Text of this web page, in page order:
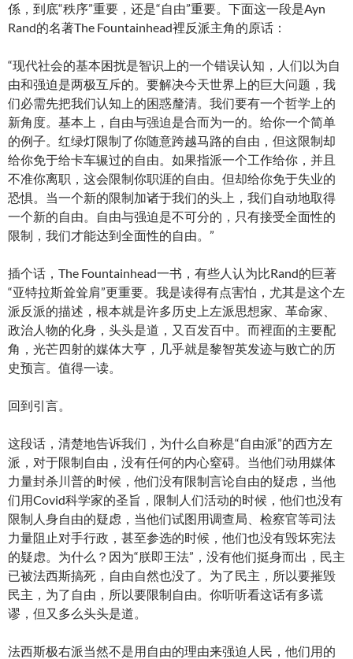
係，到底“秩序”重要，还是“自由”重要。下面这一段是Ayn
Rand的名著The Fountainhead裡反派主角的原话：
“现代社会的基本困扰是智识上的一个错误认知，人们以为自
由和强迫是两极互斥的。要解决今天世界上的巨大问题，我
们必需先把我们认知上的困惑釐清。我们要有一个哲学上的
新角度。基本上，自由与强迫是合而为一的。给你一个简单
的例子。红绿灯限制了你随意跨越马路的自由，但这限制却
给你免于给卡车辗过的自由。如果指派一个工作给你，并且
不准你离职，这会限制你职涯的自由。但却给你免于失业的
恐惧。当一个新的限制加诸于我们的头上，我们自动地取得
一个新的自由。自由与强迫是不可分的，只有接受全面性的
限制，我们才能达到全面性的自由。”
插个话，The Fountainhead一书，有些人认为比Rand的巨著
“亚特拉斯耸耸肩”更重要。我是读得有点害怕，尤其是这个左
派反派的描述，根本就是许多历史上左派思想家、革命家、
政治人物的化身，头头是道，又百发百中。而裡面的主要配
角，光芒四射的媒体大亨，几乎就是黎智英发迹与败亡的历
史预言。值得一读。
回到引言。
这段话，清楚地告诉我们，为什么自称是“自由派”的西方左
派，对于限制自由，没有任何的内心窒碍。当他们动用媒体
力量封杀川普的时候，他们没有限制言论自由的疑虑，当他
们用Covid科学家的圣旨，限制人们活动的时候，他们也没有
限制人身自由的疑虑，当他们试图用调查局、检察官等司法
力量阻止对手行政，甚至参选的时候，他们也没有毁坏宪法
的疑虑。为什么？因为“朕即王法”，没有他们挺身而出，民主
已被法西斯搞死，自由自然也没了。为了民主，所以要摧毁
民主，为了自由，所以要限制自由。你听听看这话有多谎
谬，但又多么头头是道。
法西斯极右派当然不是用自由的理由来强迫人民，他们用的